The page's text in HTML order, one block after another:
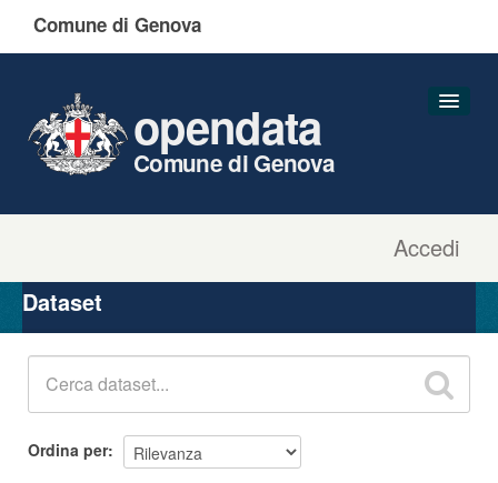
Comune di Genova
Accedi
opendata
Comune di Genova
Organizzazioni
Gruppi
Dataset
Ordina per